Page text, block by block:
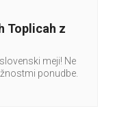
Toplicah z
meji! Ne
ponudbe.